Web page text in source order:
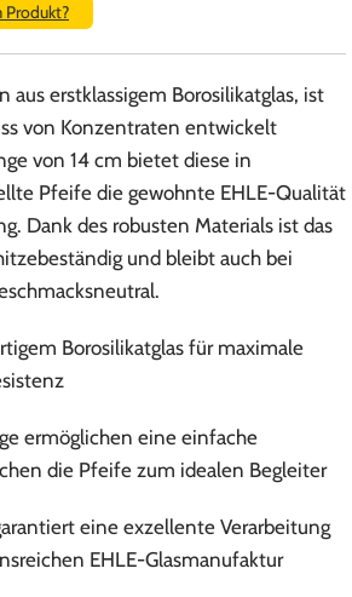
Produkt?
aus erstklassigem Borosilikatglas, ist
von Konzentraten entwickelt
von 14 cm bietet diese in
Pfeife die gewohnte EHLE-Qualität
Dank des robusten Materials ist das
und bleibt auch bei
Borosilikatglas für maximale
ermöglichen eine einfache
die Pfeife zum idealen Begleiter
eine exzellente Verarbeitung
EHLE-Glasmanufaktur